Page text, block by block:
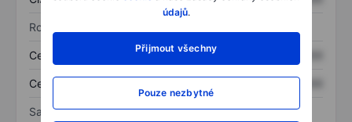
údajů.
Přijmout všechny
Pouze nezbytné
Rozvaha
Celková aktiva XXXXXXX
Celkový dluh XXXXXXX
Sazby